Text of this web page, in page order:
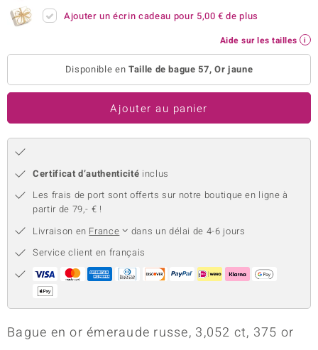
Ajouter un écrin cadeau pour 5,00 € de plus
Aide sur les tailles
Disponible en Taille de bague 57, Or jaune
Ajouter au panier
Certificat d’authenticité inclus
Les frais de port sont offerts sur notre boutique en ligne à
partir de 79,- € !
Livraison en France
dans un délai de 4-6 jours
Service client en français
Bague en or émeraude russe, 3,052 ct, 375 or